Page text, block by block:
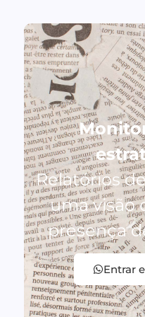
Relatórios
uma visão
presença
Entrar